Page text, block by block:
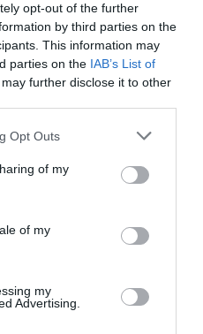
opt-out of the further
by third parties on the
This information may
parties on the IAB’s List of
further disclose it to other
Opt Outs
of my
of my
my
Advertising.